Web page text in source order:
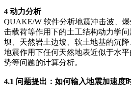
4 动力分析
QUAKE/W 软件分析地震冲击波、
击载荷等作用下的土工结构动力学
坝、天然岩土边坡、软土地基的沉降
地震作用下任何天然地表近似于水
势等问题的计算分析。
4.1 问题提出：如何输入地震加速度